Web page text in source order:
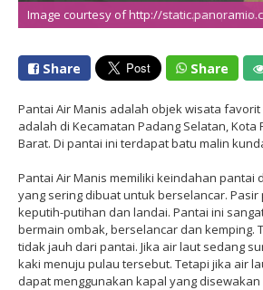
Image courtesy of http://
Image courtesy of http://
Share Share
Pantai Air Manis adalah objek wisata
adalah di Kecamatan Padang Selatan,
Barat. Di pantai ini terdapat batu malin
Pantai Air Manis memiliki keindahan pantai
yang sering dibuat untuk berselancar.
keputih-putihan dan landai. Pantai ini
bermain ombak, berselancar dan kemping.
tidak jauh dari pantai. Jika air laut sedang
kaki menuju pulau tersebut. Tetapi jika air
dapat menggunakan kapal yang disewakan